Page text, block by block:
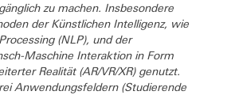
zu machen. Insbesondere
der Künstlichen Intelligenz, wie
(NLP), und der
Maschine Interaktion in Form
Realität (AR/VR/XR) genutzt.
Anwendungsfeldern (Studierende